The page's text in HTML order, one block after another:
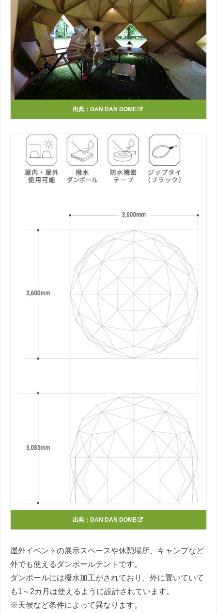
出典： DAN DAN DOME
出典： DAN DAN DOME
屋外イベントの展示スペースや休憩場所、キャンプなど
外でも使えるダンボールテントです。
ダンボールには撥水加工がされており、外に置いていて
も1～2カ月は使えるように設計されています。
※天候など条件によって異なります。